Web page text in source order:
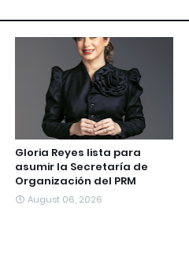
Gloria Reyes lista para
asumir la Secretaría de
Organización del PRM
August 06, 2026